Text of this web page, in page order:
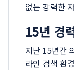
없는 강력한
15년 경
지난 15년간
라인 검색 환